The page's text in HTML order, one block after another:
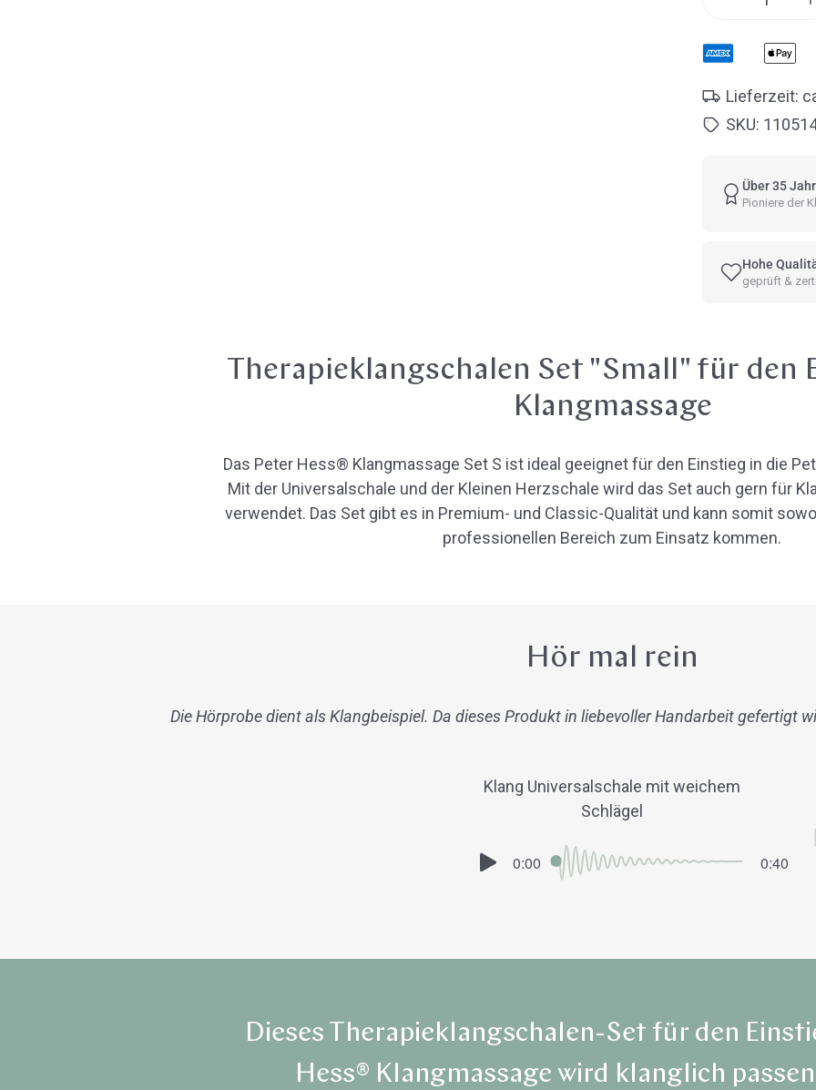
Menge für
Lieferzeit:
SKU:
Über 35
Pioniere der
Hohe
geprüft &
Therapieklangschalen Set "Small" für den
Klangmassage
Das Peter Hess® Klangmassage Set S ist ideal geeignet für den Einstieg in die
Mit der Universalschale und der Kleinen Herzschale wird das Set auch gern für
verwendet. Das Set gibt es in Premium- und Classic-Qualität und kann somit
professionellen Bereich zum Einsatz kommen.
Hör mal rein
Die Hörprobe dient als Klangbeispiel. Da dieses Produkt in liebevoller Handarbeit gefertigt
Klang Universalschale mit weichem
Schlägel
Dieses Therapieklangschalen-Set für den
Hess® Klangmassage wird klanglich